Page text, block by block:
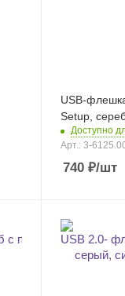
USB-
Setup,
Доступно
Арт.: 3-
740₽/шт